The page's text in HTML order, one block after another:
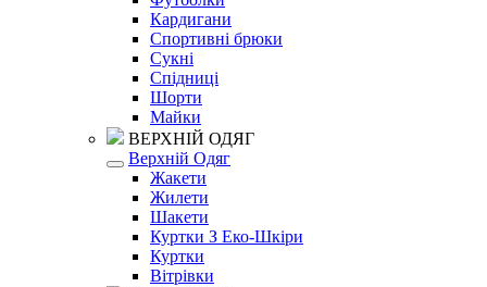
Кардигани
Спортивні брюки
Сукні
Спідниці
Шорти
Майки
ВЕРХНІЙ ОДЯГ
Верхній Одяг
Жакети
Жилети
Шакети
Куртки З Еко-Шкіри
Куртки
Вітрівки